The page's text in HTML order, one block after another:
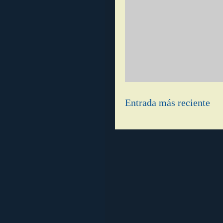
Entrada más reciente